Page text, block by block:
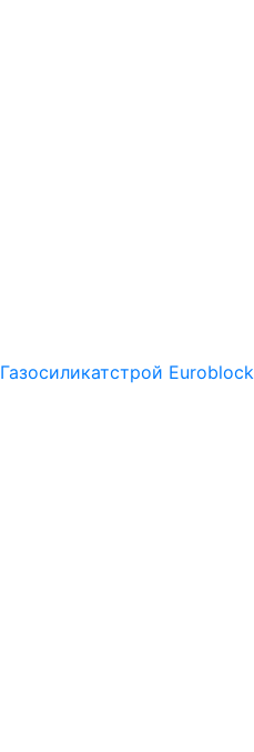
Газосиликатстрой Euroblock